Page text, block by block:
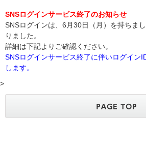
SNSログインサービス終了のお知らせ
SNSログインは、6月30日（月）を持ちま
りました。
詳細は下記よりご確認ください。
SNSログインサービス終了に伴いログイン
します。
>